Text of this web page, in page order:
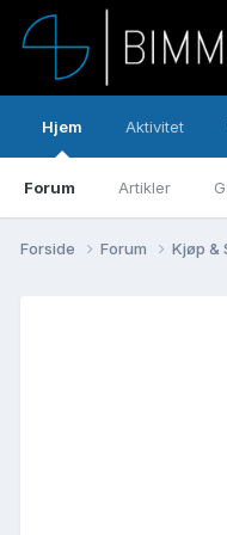
Hjem
Forum Artikler
Aktivitet
Forside Forum Kjøp &